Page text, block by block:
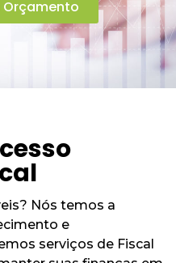
Orçamento
Nós temos a
e
serviços de Fiscal